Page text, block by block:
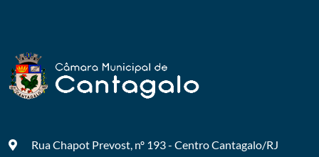
Rua Chapot Prevost, nº 193 - CentroCantagalo/RJ